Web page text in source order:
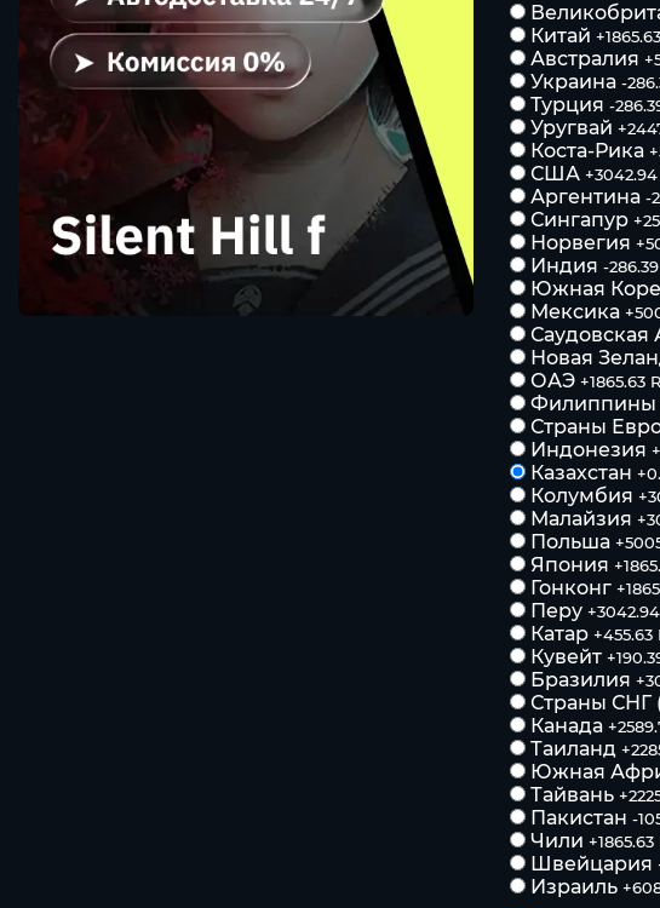
Китай
Австралия
Украина -
Турция -
Уругвай
Коста-Рика
США
Аргентина -
Сингапур
Норвегия
Индия -
Южная
Мексика
Саудовская
Новая
ОАЭ +1865.63
Филиппины
Страны
Индонезия
Казахстан
Колумбия
Малайзия
Польша
Япония
Гонконг
Перу
Катар +455.63
Кувейт
Бразилия
Страны
Канада
Таиланд
Южная
Тайвань
Пакистан -
Чили +1865.63
Швейцария
Израиль